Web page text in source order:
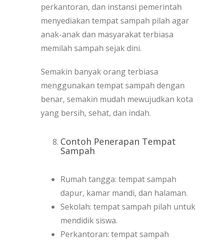
perkantoran, dan instansi pemerintah
menyediakan tempat sampah pilah agar
anak-anak dan masyarakat terbiasa
memilah sampah sejak dini.
Semakin banyak orang terbiasa
menggunakan tempat sampah dengan
benar, semakin mudah mewujudkan kota
yang bersih, sehat, dan indah.
Contoh Penerapan Tempat
Sampah
Rumah tangga: tempat sampah
dapur, kamar mandi, dan halaman.
Sekolah: tempat sampah pilah untuk
mendidik siswa.
Perkantoran: tempat sampah